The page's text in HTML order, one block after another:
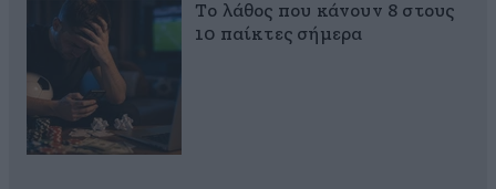
Το λάθος που κάνουν 8 στους
10 παίκτες σήμερα